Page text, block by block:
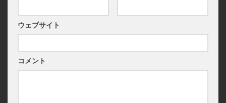
ウェブサイト
コメント